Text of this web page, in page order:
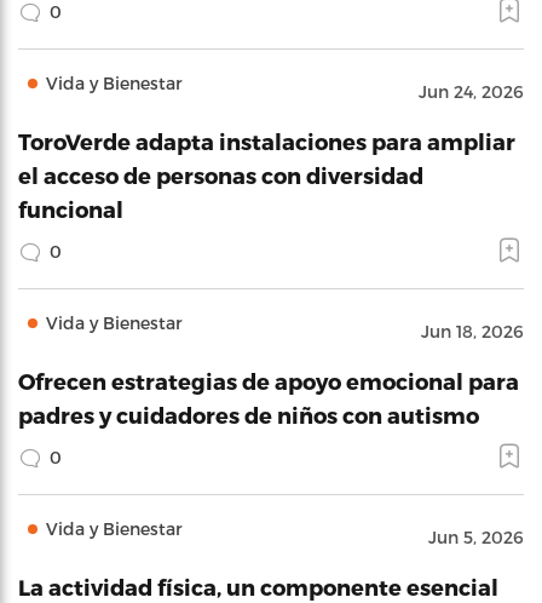
0
Vida y Bienestar Jun 24, 2026
ToroVerde adapta instalaciones para ampliar
el acceso de personas con diversidad
funcional
0
Vida y Bienestar Jun 18, 2026
Ofrecen estrategias de apoyo emocional para
padres y cuidadores de niños con autismo
0
Vida y Bienestar Jun 5, 2026
La actividad física, un componente esencial